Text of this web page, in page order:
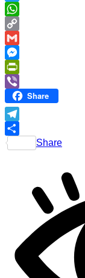
Twitter
WhatsApp
Copy
Link
Gmail
Messenger
PrintFriendly
ViberShare
Telegram
Share